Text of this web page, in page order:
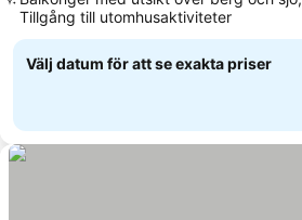
Tillgång till utomhusaktiviteter
Välj datum för att se exakta priser